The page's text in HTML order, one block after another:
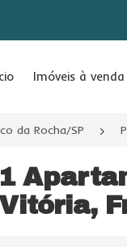
Imóveis à venda
da Rocha/SP
1